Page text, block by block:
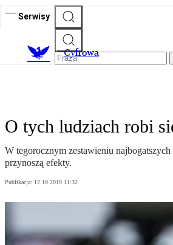
Serwisy
Cyfrowa
O tych ludziach robi
W tegorocznym zestawieniu
przynoszą efekty.
Publikacja: 12.10.2019 11:32